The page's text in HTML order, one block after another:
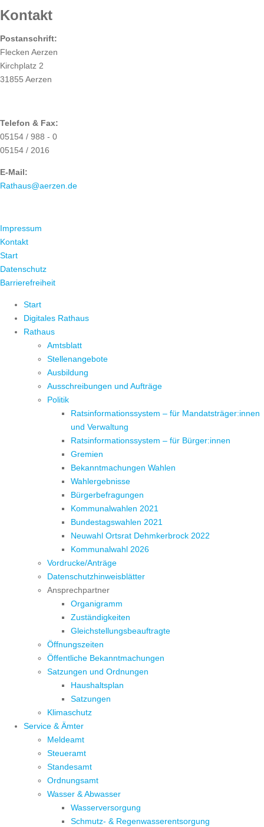
Kontakt
Postanschrift:
Flecken Aerzen
Kirchplatz 2
31855 Aerzen
Telefon & Fax:
05154 / 988 - 0
05154 / 2016
E-Mail:
Rathaus@aerzen.de
Impressum
Kontakt
Start
Datenschutz
Barrierefreiheit
Start
Digitales Rathaus
Rathaus
Amtsblatt
Stellenangebote
Ausbildung
Ausschreibungen und Aufträge
Politik
Ratsinformationssystem – für Mandatsträger:innen
und Verwaltung
Ratsinformationssystem – für Bürger:innen
Gremien
Bekanntmachungen Wahlen
Wahlergebnisse
Bürgerbefragungen
Kommunalwahlen 2021
Bundestagswahlen 2021
Neuwahl Ortsrat Dehmkerbrock 2022
Kommunalwahl 2026
Vordrucke/Anträge
Datenschutzhinweisblätter
Ansprechpartner
Organigramm
Zuständigkeiten
Gleichstellungsbeauftragte
Öffnungszeiten
Öffentliche Bekanntmachungen
Satzungen und Ordnungen
Haushaltsplan
Satzungen
Klimaschutz
Service & Ämter
Meldeamt
Steueramt
Standesamt
Ordnungsamt
Wasser & Abwasser
Wasserversorgung
Schmutz- & Regenwasserentsorgung